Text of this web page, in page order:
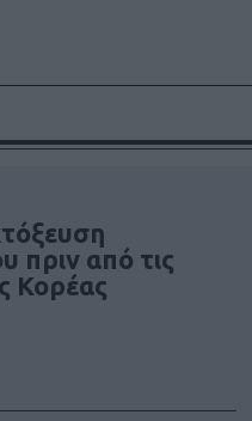
πριν από τις
Κορέας